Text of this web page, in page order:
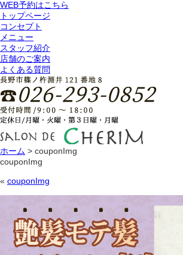
WEB予約はこちら
トップページ
コンセプト
メニュー
スタッフ紹介
店舗のご案内
よくある質問
ホーム > couponImg
couponImg
« couponImg